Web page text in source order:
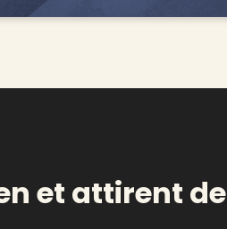
et attirent de